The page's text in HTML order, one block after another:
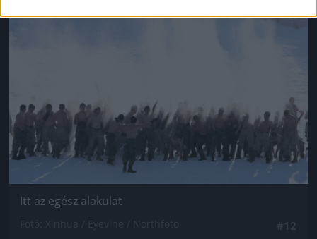
Jön még kép!
Itt az egész alakulat